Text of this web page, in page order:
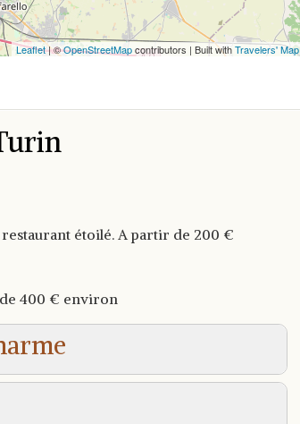
Leaflet| ©OpenStreetMapcontributors | Built withTravelers' Map
étoilé. A partir de 200 €
400 € environ